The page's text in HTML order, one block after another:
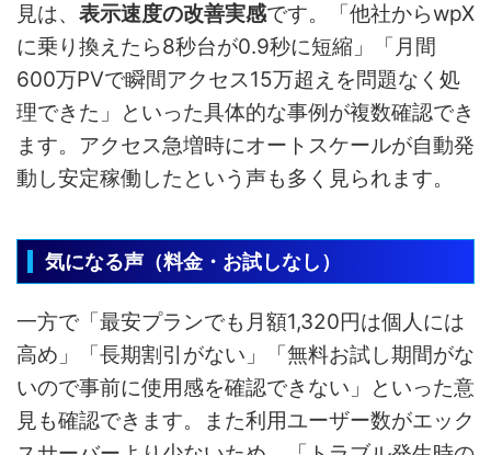
見は、 表示速度の改善実感です。「他社からwpX
に乗り換えたら8秒台が0.9秒に短縮」「月間
600万PVで瞬間アクセス15万超えを問題なく処
理できた」といった具体的な事例が複数確認でき
ます。アクセス急増時にオートスケールが自動発
動し安定稼働したという声も多く見られます。
気になる声（料金・お試しなし）
一方で「最安プランでも月額1,320円は個人には
高め」「長期割引がない」「無料お試し期間がな
いので事前に使用感を確認できない」といった意
見も確認できます。また利用ユーザー数がエック